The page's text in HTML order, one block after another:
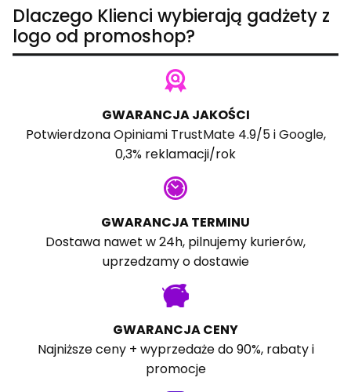
Dlaczego Klienci wybierają gadżety z
logo od promoshop?
GWARANCJA JAKOŚCI
PotwierdzonaOpiniami TrustMate4.9/5 iGoogle,
0,3% reklamacji/rok
GWARANCJA TERMINU
Dostawa nawet w 24h, pilnujemy kurierów,
uprzedzamy o dostawie
GWARANCJA CENY
Najniższe ceny + wyprzedaże do 90%, rabaty i
promocje